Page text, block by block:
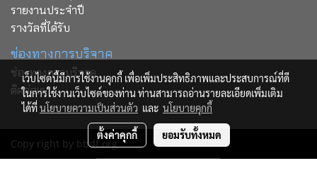
รายงานประจำปี
รางวัลที่ได้รับ
ช่องทางการบริจาค
ช่องทางการบริจาค
ติดต่อเรา
Copy right by bbdf.org
เว็บไซต์นี้มีการใช้งานคุกกี้ เพื่อเพิ่มประสิทธิภาพและประสบการณ์ที่ดี
ในการใช้งานเว็บไซต์ของท่าน ท่านสามารถอ่านรายละเอียดเพิ่มเติม
ได้ที่นโยบายความเป็นส่วนตัว และ นโยบายคุกกี้
ตั้งค่าคุกกี้ ยอมรับทั้งหมด